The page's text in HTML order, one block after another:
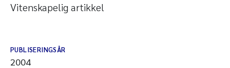
Vitenskapelig artikkel
PUBLISERINGSÅR
2004